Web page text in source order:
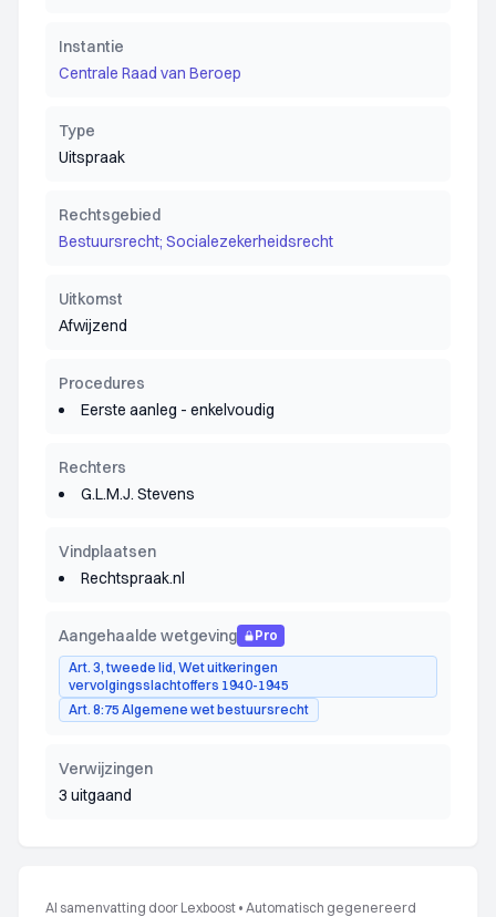
Instantie
Centrale Raad van Beroep
Type
Uitspraak
Rechtsgebied
Bestuursrecht; Socialezekerheidsrecht
Uitkomst
Afwijzend
Procedures
Eerste aanleg - enkelvoudig
Rechters
G.L.M.J. Stevens
Vindplaatsen
Rechtspraak.nl
Aangehaalde wetgeving
Pro
Art. 3, tweede lid, Wet uitkeringen
vervolgingsslachtoffers 1940-1945
Art. 8:75 Algemene wet bestuursrecht
Verwijzingen
3 uitgaand
AI samenvatting door Lexboost • Automatisch gegenereerd